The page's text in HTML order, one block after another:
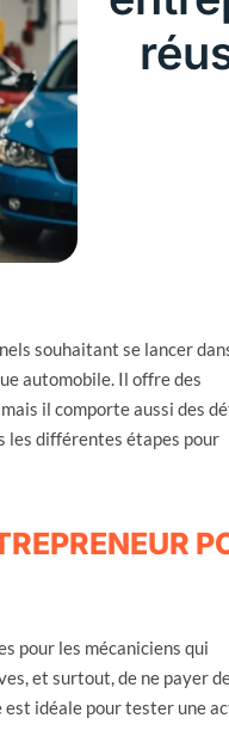
souhaitant se lancer
automobile. Il offre des
il comporte aussi des
les différentes étapes pour
pour les mécaniciens qui
et surtout, de ne payer
idéale pour tester une